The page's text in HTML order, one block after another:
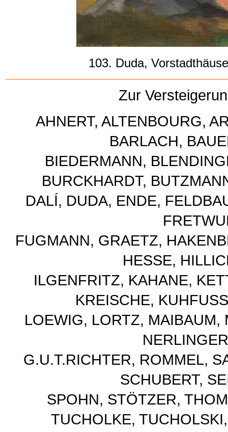
103. Duda,
Zur
AHNERT, ALTENBOURG,
BARLACH,
BIEDERMANN,
BURCKHARDT,
DALÍ, DUDA, ENDE,
FUGMANN, GRAETZ,
HESSE,
ILGENFRITZ, KAHANE,
KREISCHE,
LOEWIG, LORTZ,
G.U.T.RICHTER, ROMMEL,
SCHUBERT,
SPOHN, STÖTZER,
TUCHOLKE,